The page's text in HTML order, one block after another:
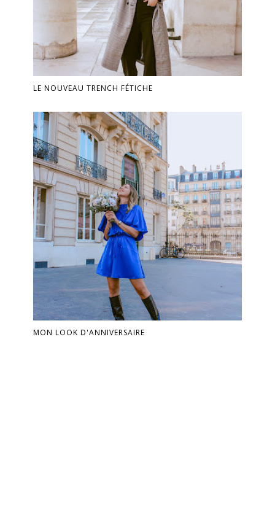
LE NOUVEAU TRENCH FÉTICHE
MON LOOK D'ANNIVERSAIRE